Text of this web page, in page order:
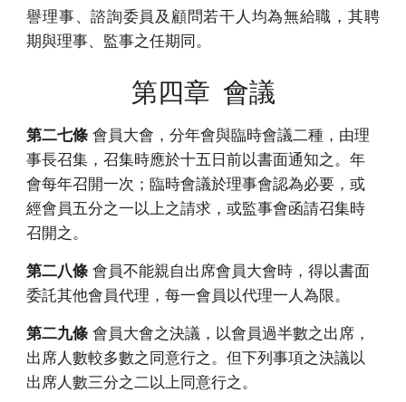
譽理事、諮詢委員及顧問若干人均為無給職，其聘
期與理事、監事之任期同。
第四章 會議
第二七條 會員大會，分年會與臨時會議二種，由理
事長召集，召集時應於十五日前以書面通知之。年
會每年召開一次；臨時會議於理事會認為必要，或
經會員五分之一以上之請求，或監事會函請召集時
召開之。
第二八條 會員不能親自出席會員大會時，得以書面
委託其他會員代理，每一會員以代理一人為限。
第二九條 會員大會之決議，以會員過半數之出席，
出席人數較多數之同意行之。但下列事項之決議以
出席人數三分之二以上同意行之。